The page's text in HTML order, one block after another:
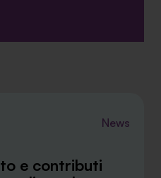
News
e contributi